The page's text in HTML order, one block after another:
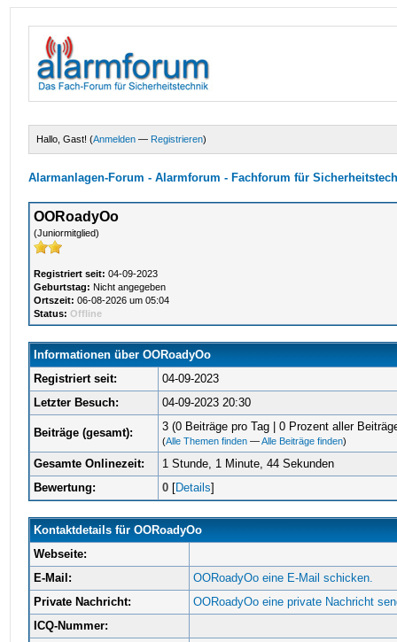
Hallo, Gast! (Anmelden — Registrieren)
Alarmanlagen-Forum - Alarmforum - Fachforum für
OORoadyOo
(Juniormitglied)
Registriert seit: 04-09-2023
Geburtstag: Nicht angegeben
Ortszeit: 06-08-2026 um 05:04
Status: Offline
Informationen über OORoadyOo
Registriert seit:
04-09-2023
Letzter Besuch:
04-09-2023 20:30
Beiträge (gesamt): 3 (0 Beiträge pro Tag | 0 Prozent aller
(Alle Themen finden —Alle Beiträge finden)
Gesamte Onlinezeit:
1 Stunde, 1 Minute, 44 Sekunden
Bewertung:
0 [Details]
Kontaktdetails für OORoadyOo
Webseite:
E-Mail:
OORoadyOo eine E-Mail schicken.
Private Nachricht:
OORoadyOo eine private Nachricht
ICQ-Nummer: